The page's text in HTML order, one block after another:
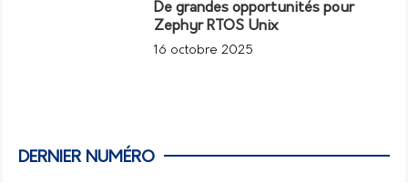
De grandes opportunités pour
Zephyr RTOS Unix
16 octobre 2025
DERNIER NUMÉRO